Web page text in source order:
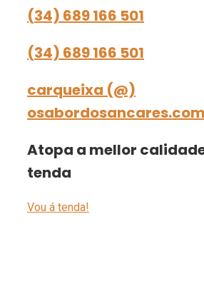
(34) 689 166 501
(34) 689 166 501
carqueixa (@)
osabordosancares.com
Atopa a mellor
tenda
Vou á tenda!